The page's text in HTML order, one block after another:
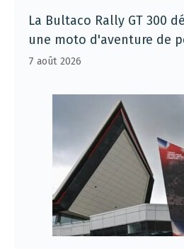
La Bultaco Rally GT 300
une moto d'aventure de
7 août 2026